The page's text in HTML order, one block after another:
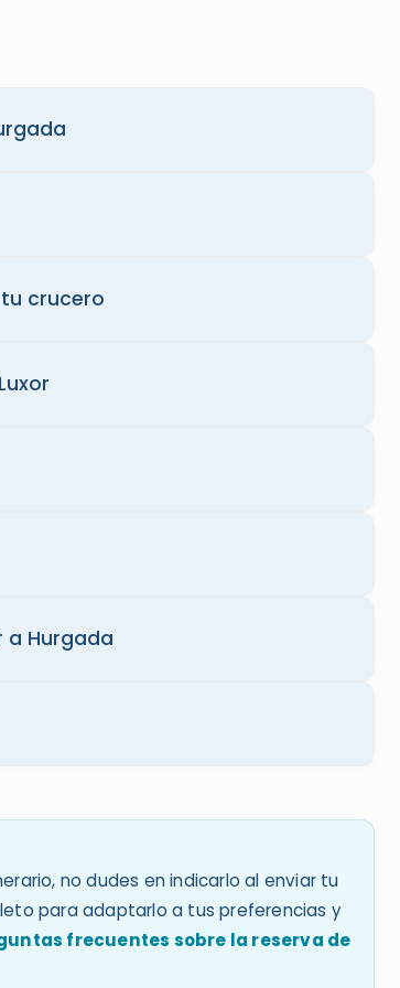
crucero
a Hurgada
no dudes en indicarlo al enviar tu
para adaptarlo a tus preferencias y
frecuentes sobre la reserva de